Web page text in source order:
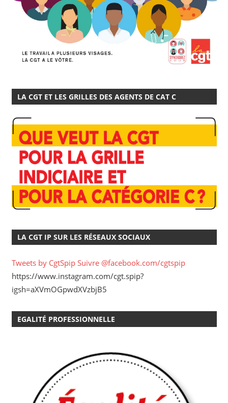
LA CGT ET LES GRILLES DES AGENTS DE CAT C
LA CGT IP SUR LES RÉSEAUX SOCIAUX
Tweets by CgtSpip Suivre @facebook.com/cgtspip
https://www.instagram.com/cgt.spip?
igsh=aXVmOGpwdXVzbjB5
EGALITÉ PROFESSIONNELLE